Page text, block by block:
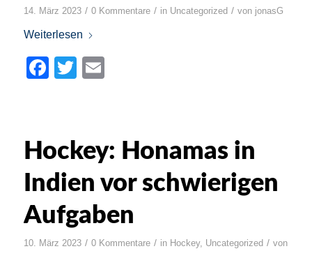
14. März 2023 / 0 Kommentare / in Uncategorized / von jonasG
Weiterlesen
Facebook
Twitter
Hockey: Honamas in
Indien vor schwierigen
Aufgaben
10. März 2023 / 0 Kommentare / in Hockey, Uncategorized / von